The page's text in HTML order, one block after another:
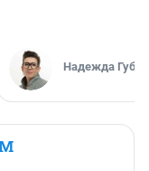
Надежда